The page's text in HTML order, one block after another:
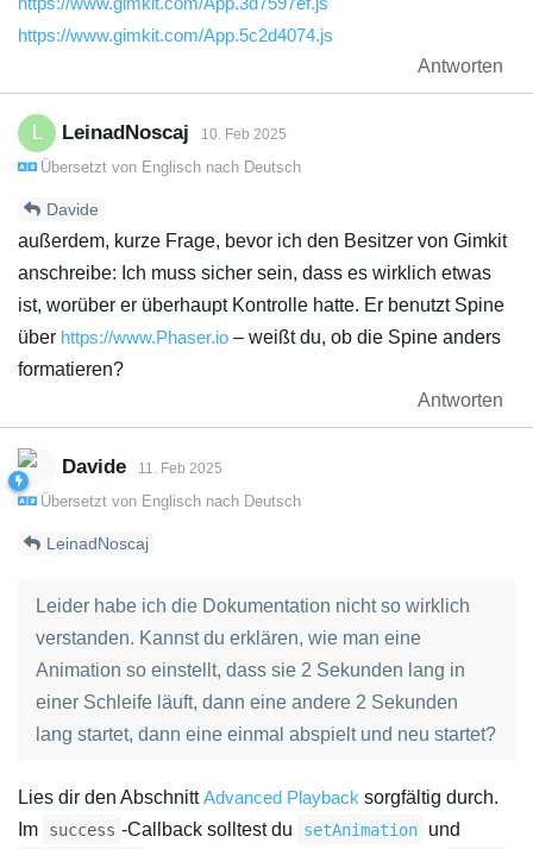
https://www.gimkit.com/App.5c2d4074.js
Antworten
LeinadNoscaj 10. Feb 2025
Übersetzt von Englisch nach Deutsch
Davide
außerdem, kurze Frage, bevor ich den Besitzer von Gimkit
anschreibe: Ich muss sicher sein, dass es wirklich etwas
ist, worüber er überhaupt Kontrolle hatte. Er benutzt Spine
über https://www.Phaser.io – weißt du, ob die Spine anders
formatieren?
Antworten
Davide 11. Feb 2025
Übersetzt von Englisch nach Deutsch
LeinadNoscaj
Leider habe ich die Dokumentation nicht so wirklich
verstanden. Kannst du erklären, wie man eine
Animation so einstellt, dass sie 2 Sekunden lang in
einer Schleife läuft, dann eine andere 2 Sekunden
lang startet, dann eine einmal abspielt und neu startet?
Lies dir den AbschnittAdvanced Playback sorgfältig durch.
Im
success -Callback solltest du setAnimation und